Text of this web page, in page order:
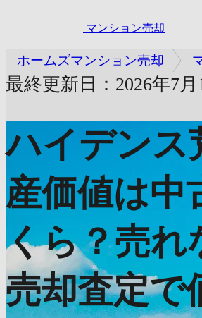
マンション売却
ホームズマンション売却
最終更新日：2026年7月
ハイデンス
産価値は中
くら？売れ
売却査定で